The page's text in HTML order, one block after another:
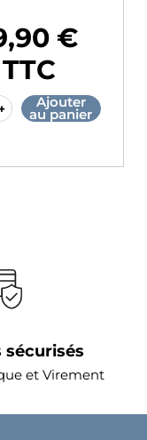
sécurisés
et Virement